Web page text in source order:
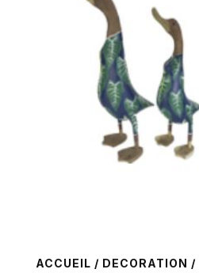
ACCUEIL / DECORATION /